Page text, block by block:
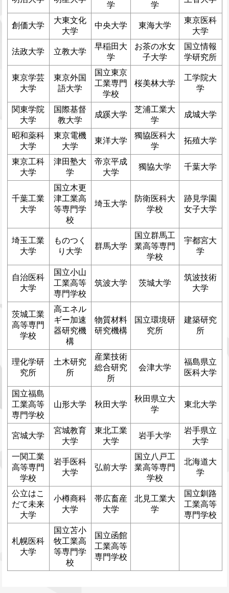
学
学
創価大学
大東文化
大学
中央大学 東海大学
東京医科
大学
法政大学 立教大学
早稲田大
学
お茶の水女
子大学
国立情報
学研究所
東京学芸
大学
東京外国
語大学
国立東京
工業専門
学校
桜美林大学
工学院大
学
関東学院
大学
国際基督
教大学
成蹊大学
芝浦工業大
学
成城大学
昭和薬科
大学
東京電機
大学
東洋大学
獨協医科大
学
拓殖大学
東京工科
大学
津田塾大
学
帝京平成
大学
獨協大学 千葉大学
千葉工業
大学
国立木更
津工業高
等専門学
校
埼玉大学
防衛医科大
学校
跡見学園
女子大学
埼玉工業
大学
ものつく
り大学
群馬大学
国立群馬工
業高等専門
学校
宇都宮大
学
自治医科
大学
国立小山
工業高等
専門学校
筑波大学 茨城大学
筑波技術
大学
茨城工業
高等専門
学校
高エネル
ギー加速
器研究機
構
物質材料
研究機構
国立環境研
究所
建築研究
所
理化学研
究所
土木研究
所
産業技術
総合研究
所
会津大学
福島県立
医科大学
国立福島
工業高等
専門学校
山形大学 秋田大学
秋田県立大
学
東北大学
宮城大学
宮城教育
大学
東北工業
大学
岩手大学
岩手県立
大学
一関工業
高等専門
学校
岩手医科
大学
弘前大学
国立八戸工
業高等専門
学校
北海道大
学
公立はこ
だて未来
大学
小樽商科
大学
帯広畜産
大学
北見工業大
学
国立釧路
工業高等
専門学校
札幌医科
大学
国立苫小
牧工業高
等専門学
校
国立函館
工業高等
専門学校